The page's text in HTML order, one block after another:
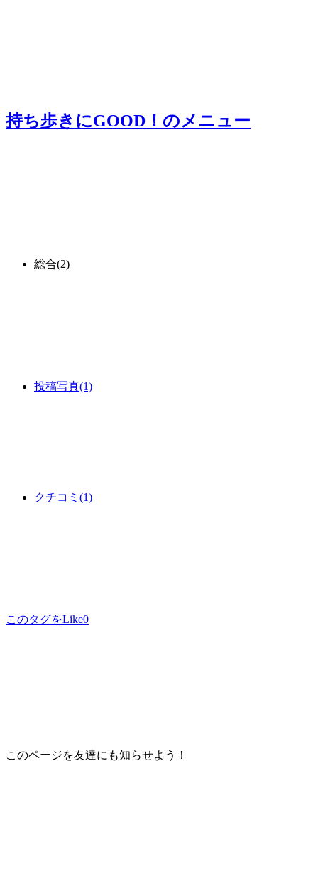
持ち歩きにGOOD！ のメニュー
総合(2)
投稿写真(1)
クチコミ (1)
このタグをLike0
このページを友達にも知らせよう！